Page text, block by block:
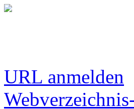
URL anmelden